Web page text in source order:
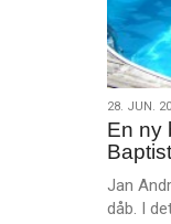
28.
jun.
2023
28. JUN.
En ny
Jan
dåb. I